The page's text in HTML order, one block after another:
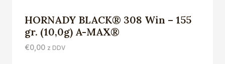
HORNADY BLACK® 308 Win – 155
gr. (10,0g) A-MAX®
€0,00 z DDV